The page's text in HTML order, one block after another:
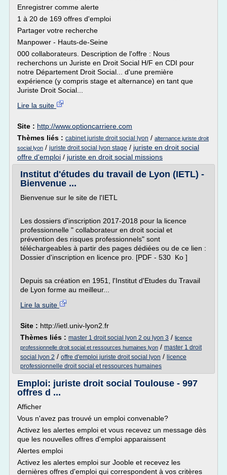
Enregistrer comme alerte
1 à 20 de 169 offres d'emploi
Partager votre recherche
Manpower - Hauts-de-Seine
000 collaborateurs. Description de l'offre : Nous
recherchons un Juriste en Droit Social H/F en CDI pour
notre Département Droit Social... d'une première
expérience (y compris stage et alternance) en tant que
Juriste Droit Social...
Lire la suite
Site : http://www.optioncarriere.com
Thèmes liés : cabinet juriste droit social lyon / alternance juriste droit
social lyon / juriste droit social lyon stage / juriste en droit social
offre d'emploi / juriste en droit social missions
Institut d'études du travail de Lyon (IETL) -
Bienvenue ...
Bienvenue sur le site de l'IETL
Les dossiers d'inscription 2017-2018 pour la licence
professionnelle " collaborateur en droit social et
prévention des risques professionnels" sont
téléchargeables à partir des pages dédiées ou de ce lien :
Dossier d'inscription en licence pro. [PDF - 530 Ko ]
Depuis sa création en 1951, l'Institut d'Etudes du Travail
de Lyon forme au meilleur...
Lire la suite
Site : http://ietl.univ-lyon2.fr
Thèmes liés : master 1 droit social lyon 2 ou lyon 3 / licence
professionnelle droit social et ressources humaines lyon / master 1 droit
social lyon 2 / offre d'emploi juriste droit social lyon / licence
professionnelle droit social et ressources humaines
Emploi: juriste droit social Toulouse - 997
offres d ...
Afficher
Vous n'avez pas trouvé un emploi convenable?
Activez les alertes emploi et vous recevez un message dès
que les nouvelles offres d'emploi apparaissent
Alertes emploi
Activez les alertes emploi sur Jooble et recevez les
dernières offres d'emploi qui correspondent à vos critères